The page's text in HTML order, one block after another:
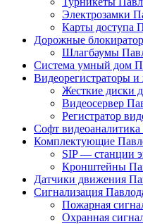
Электрозамки
Карты доступа
Дорожные
Шлагбаумы
Система умный дом
Видеорегистраторы
Жесткие диски
Видеосервер
Регистратор
Софт
Комплектующие
SIP — станции
Кронштейны
Датчики движения
Сигнализация
Пожарная
Охранная